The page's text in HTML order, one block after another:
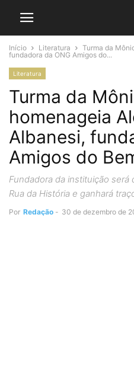
Início Literatura
Turma da
fundadora da ONG Amigos do...
Literatura
Turma da
homenageia
Albanesi,
Amigos do
Fundadora da instituição
Rua da História e ganhará
Por Redação - 30 de dezembro de